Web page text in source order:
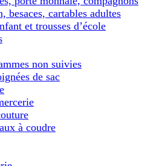
besaces, cartables adultes
et trousses d’école
non suivies
de sac
à coudre